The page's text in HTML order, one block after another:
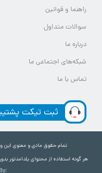
راهنما و قوانین
سوالات متداول
درباره ما
شبکه‌های اجتماعی ما
تماس با ما
ثبت تیکت
تمام حقوق مادی و معنوی این
هر گونه استفاده از محتوای یلدامدتور